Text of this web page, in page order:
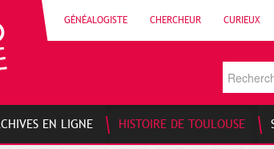
GÉNÉALOGISTE CHERCHEUR CURIEUX
EN LIGNE HISTOIRE DE TOULOUSE